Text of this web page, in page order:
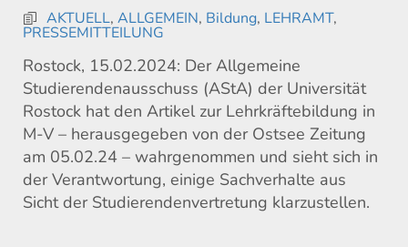
AKTUELL, ALLGEMEIN, Bildung, LEHRAMT,
PRESSEMITTEILUNG
Rostock, 15.02.2024: Der Allgemeine
Studierendenausschuss (AStA) der Universität
Rostock hat den Artikel zur Lehrkräftebildung in
M-V – herausgegeben von der Ostsee Zeitung
am 05.02.24 – wahrgenommen und sieht sich in
der Verantwortung, einige Sachverhalte aus
Sicht der Studierendenvertretung klarzustellen.